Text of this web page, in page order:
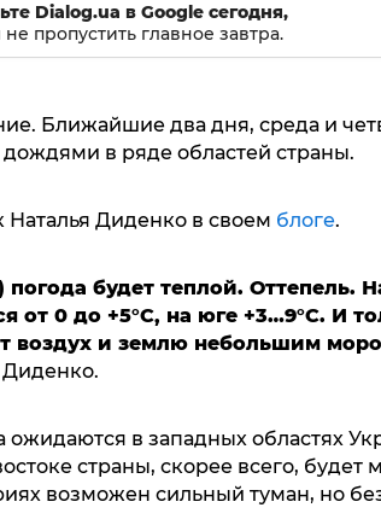
Dialog.ua в Google сегодня,
пропустить главное завтра.
Ближайшие два дня, среда и
в ряде областей страны.
Диденко в своем блоге.
погода будет теплой. Оттепель.
от 0 до +5°C, на юге +3…9°C. И
воздух и землю небольшим
в западных областях
страны, скорее всего, будет
возможен сильный туман, но